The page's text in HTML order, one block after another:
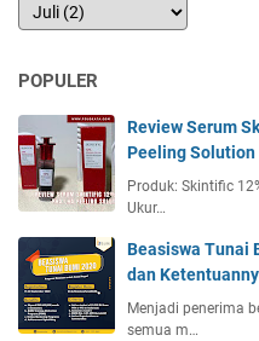
POPULER
Review Serum
Peeling Solution
Produk: Skintific
Ukur…
Beasiswa Tunai
dan
Menjadi penerima
semua m…